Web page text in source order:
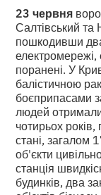
23 червня
Салтівський
пошкодивши
електромережі,
поранені. У
балістичною
боєприпасами
людей
чотирьох
стані, загалом
об'єкти
станція
будинків, два